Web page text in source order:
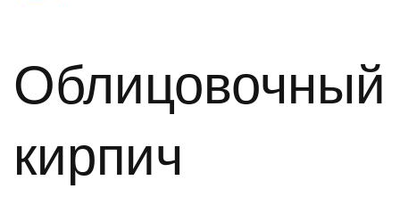
Облицовочный
кирпич